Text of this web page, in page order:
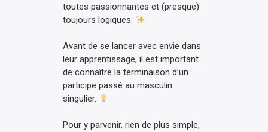
toutes passionnantes et (presque)
toujours logiques.
Avant de se lancer avec envie dans
leur apprentissage, il est important
de connaître la terminaison d’un
participe passé au masculin
singulier.
Pour y parvenir, rien de plus simple,